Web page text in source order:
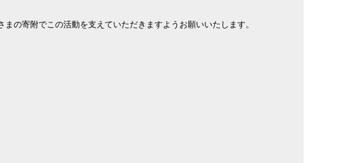
の寄附でこの活動を支えていただきますようお願いいたします。